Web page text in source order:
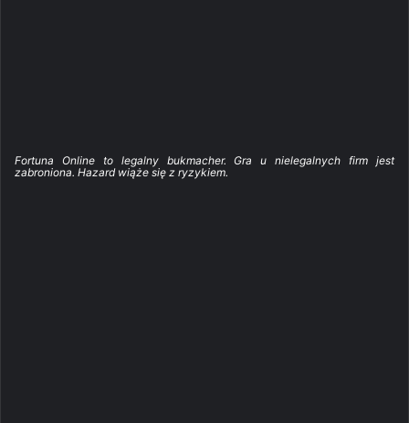
Fortuna Online to legalny bukmacher. Gra u nielegalnych firm jest
zabroniona. Hazard wiąże się z ryzykiem.